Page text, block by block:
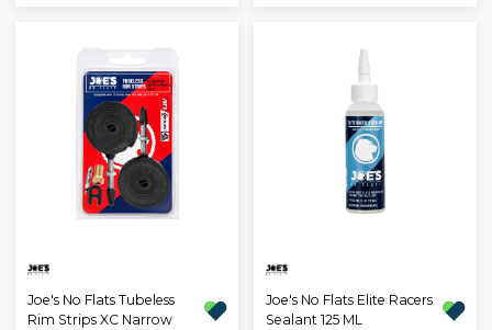
Joe's No Flats Tubeless
Rim Strips XC Narrow
Joe's No Flats Elite Racers
Sealant 125 ML